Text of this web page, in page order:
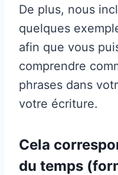
De plus, nous
quelques
afin que vous
comprendre
phrases dans
votre écriture.
Cela
du temps